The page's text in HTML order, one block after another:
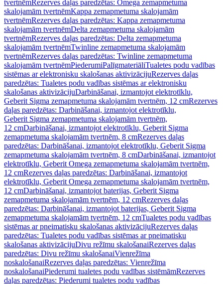
tvertnēmRezerves daļas paredzētas: Omega zemapmetuma
skalojamām tvertnēmKappa zemapmetuma skalojamām
tvertnēmRezerves daļas paredzētas: Kappa zemapmetuma
skalojamām tvertnēmDelta zemapmetuma skalojamām
tvertnēmRezerves daļas paredzētas: Delta zemapmetuma
skalojamām tvertnēmTwinline zemapmetuma skalojamām
tvertnēmRezerves daļas paredzētas: Twinline zemapmetuma
skalojamām tvertnēmPiederumiPalīgmateriāliTualetes podu vadības
sistēmas ar elektronisku skalošanas aktivizācijuRezerves daļas
paredzētas: Tualetes podu vadības sistēmas ar elektronisku
skalošanas aktivizācijuDarbināšanai, izmantojot elektrotīklu,
Geberit Sigma zemapmetuma skalojamām tvertnēm, 12 cmRezerves
daļas paredzētas: Darbināšanai, izmantojot elektrotīklu,
Geberit Sigma zemapmetuma skalojamām tvertnēm,
12 cmDarbināšanai, izmantojot elektrotīklu, Geberit Sigma
zemapmetuma skalojamām tvertnēm, 8 cmRezerves daļas
paredzētas: Darbināšanai, izmantojot elektrotīklu, Geberit Sigma
zemapmetuma skalojamām tvertnēm, 8 cmDarbināšanai, izmantojot
elektrotīklu, Geberit Omega zemapmetuma skalojamām tvertnēm,
12 cmRezerves daļas paredzētas: Darbināšanai, izmantojot
elektrotīklu, Geberit Omega zemapmetuma skalojamām tvertnēm,
12 cmDarbināšanai, izmantojot baterijas, Geberit Sigma
zemapmetuma skalojamām tvertnēm, 12 cmRezerves daļas
paredzētas: Darbināšanai, izmantojot baterijas, Geberit Sigma
zemapmetuma skalojamām tvertnēm, 12 cmTualetes podu vadības
sistēmas ar pneimatisku skalošanas aktivizācijuRezerves daļas
paredzētas: Tualetes podu vadības sistēmas ar pneimatisku
skalošanas aktivizācijuDivu režīmu skalošanaiRezerves daļas
paredzētas: Divu režīmu skalošanaiVienrežīma
noskalošanaiRezerves daļas paredzētas: Vienrežīma
noskalošanaiPiederumi tualetes podu vadības sistēmāmRezerves
daļas paredzētas: Piederumi tualetes podu vadības